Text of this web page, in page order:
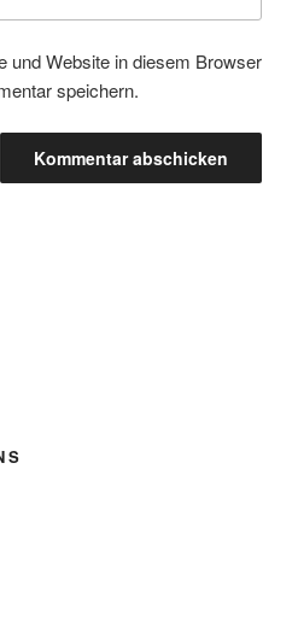
und Website in diesem Browser
speichern.